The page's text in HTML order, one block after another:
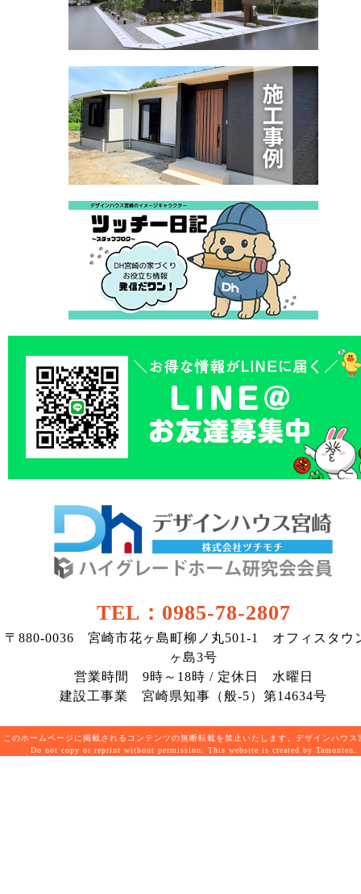
TEL：0985-78-2807
〒880-0036 宮崎市花ヶ島町柳ノ丸501-1 オフィスタウ
ヶ島3号
営業時間 9時～18時 / 定休日 水曜日
建設工事業 宮崎県知事（般-5）第14634号
このホームページに掲載されるコンテンツの無断転載を禁止いたします。デザインハウ
Do not copy or reprint without permission. This website is created by Tamonten.